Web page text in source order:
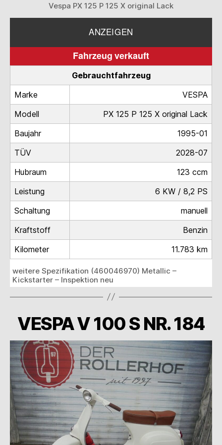
Vespa PX 125 P 125 X original Lack
ANZEIGEN
Fahrzeug verkauft
Gebrauchtfahrzeug
Marke
VESPA
Modell
PX 125 P 125 X original Lack
Baujahr
1995-01
TÜV
2028-07
Hubraum
123 ccm
Leistung
6 KW / 8,2 PS
Schaltung
manuell
Kraftstoff
Benzin
Kilometer
11.783 km
weitere Spezifikation (460046970) Metallic –
Kickstarter – Inspektion neu
VESPA V 100 S NR. 184